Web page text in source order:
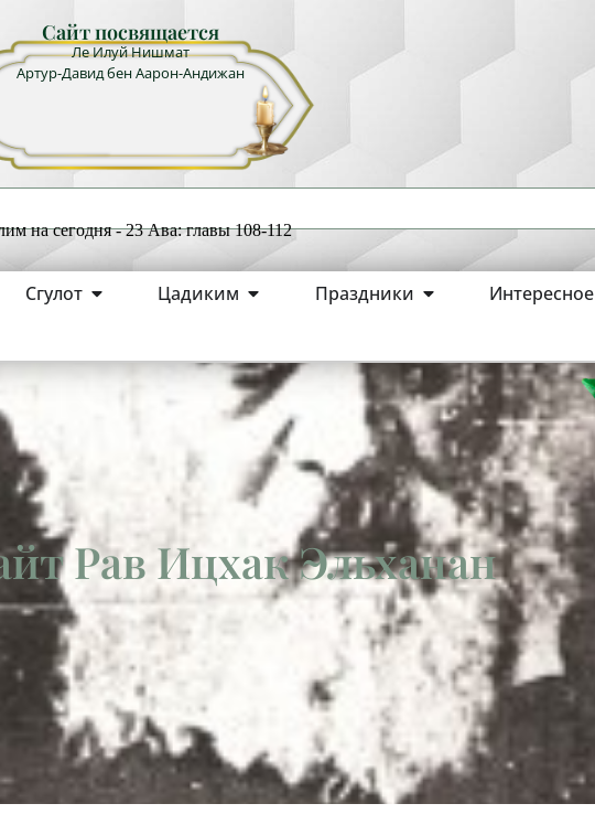
Сайт посвящается
Ле Илуй Нишмат
Артур-Давид бен Аарон-Андижан
на сегодня - 23 Ава: главы 108-112
Сгулот Цадиким Праздники Интересное
Рав Ицхак Эльханан